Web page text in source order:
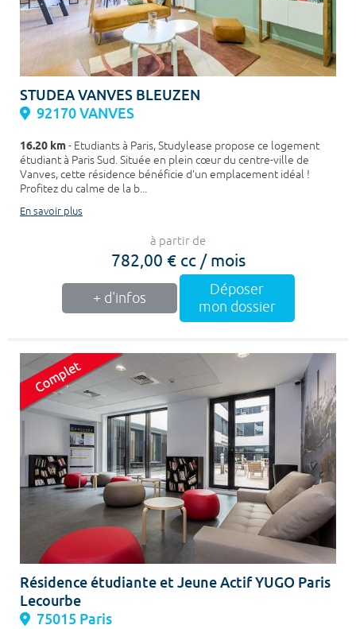
STUDEA VANVES BLEUZEN
92170 VANVES
16.20 km- Etudiants à Paris, Studylease propose ce logement
étudiant à Paris Sud. Située en plein cœur du centre-ville de
Vanves, cette résidence bénéficie d’un emplacement idéal !
Profitez du calme de la b...
En savoir plus
à partir de
782,00 € cc / mois
+ d'infos
Déposer
mon dossier
Résidence étudiante et Jeune Actif YUGO Paris
Lecourbe
75015 Paris